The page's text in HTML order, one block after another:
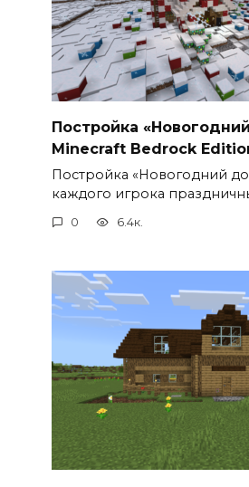
Постройка
Minecraft Bedrock
Постройка «Новогодний
каждого игрока
0 6.4к.